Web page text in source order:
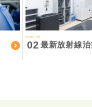
PICK UP
02 最新放射線